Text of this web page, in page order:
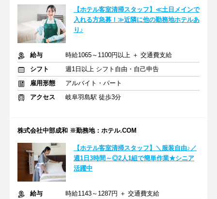
【ホテル客室清掃スタッフ】≪土日メインで
入れる方急募！≫近隣に他の勤務地ホテルあ
り♪
給与
時給1065～1100円以上 ＋ 交通費支給
シフト
週1日以上 シフト自由・自己申告
雇用形態
アルバイト・パート
アクセス
岐阜羽島駅 徒歩3分
株式会社中部成和 ※勤務地：ホテル.COM
【ホテル客室清掃スタッフ】＼服装自由♪／
週1日3時間～◎2人1組で簡単作業★シニア
活躍中
給与
時給1143～1287円 ＋ 交通費支給